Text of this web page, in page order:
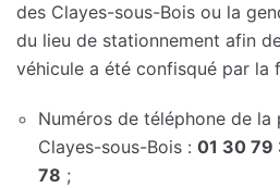
des Clayes-sous-Bois ou la
du lieu de stationnement afin
véhicule a été confisqué par la
Numéros de téléphone de
Clayes-sous-Bois : 01 30 79
78 ;